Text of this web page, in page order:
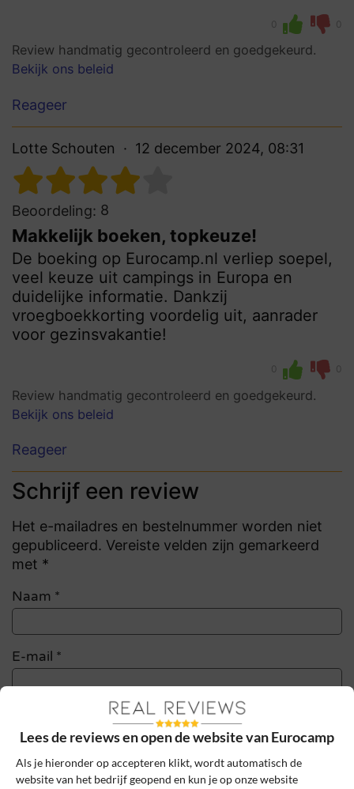
0 0
Review handmatig gecontroleerd en goedgekeurd.
Bekijk ons beleid
Reageer
Lotte Schouten 12 december 2024, 08:31
Beoordeling: 8
Makkelijk boeken, topkeuze!
De boeking op Eurocamp.nl verliep soepel,
veel keuze uit campings in Europa en
duidelijke informatie. Dankzij
vroegboekkorting voordelig uit, aanrader
voor gezinsvakantie!
0 0
Review handmatig gecontroleerd en goedgekeurd.
Bekijk ons beleid
Reageer
Schrijf een review
Het e-mailadres en bestelnummer worden niet
gepubliceerd. Vereiste velden zijn gemarkeerd
met *
Naam *
E-mail *
Review Titel *
Lees de reviews en open de website van Eurocamp
Als je hieronder op accepteren klikt, wordt automatisch de
website van het bedrijf geopend en kun je op onze website